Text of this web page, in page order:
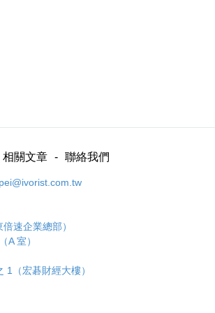
相關文章 聯絡我們
速企業總部）
A 室）
（宏碁財經大樓）